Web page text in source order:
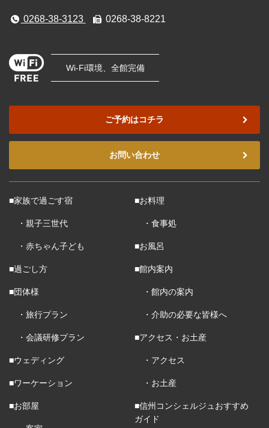
0268-38-3123 0268-38-8221
Wi-Fi環境、全館完備
ご予約はコチラ
お問い合わせ
■家族で過ごす宿
・親子三世代
・赤ちゃん子ども
■過ごし方
■団体様
・旅行プラン
・会議研修プラン
■ウェディング
■ワーケーション
■お部屋
■お料理
・食事処
■お風呂
■館内案内
・館内の案内
・介助の必要な皆様へ
■アクセス・お土産
・アクセス
・お土産
■信州コンシェルジュおすすめ
ガイド